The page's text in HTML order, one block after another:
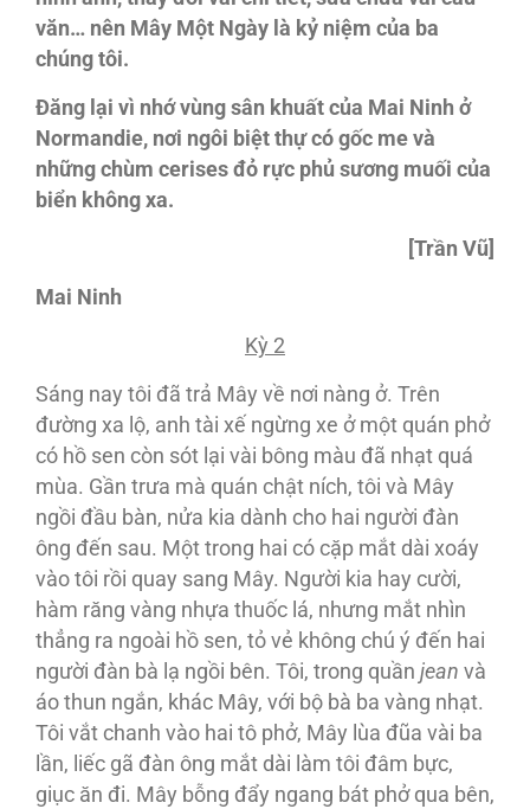
văn… nên Mây Một Ngày là kỷ niệm của ba
chúng tôi.
Đăng lại vì nhớ vùng sân khuất của Mai Ninh ở
Normandie, nơi ngôi biệt thự có gốc me và
những chùm cerises đỏ rực phủ sương muối của
biển không xa.
[Trần Vũ]
Mai Ninh
Kỳ 2
Sáng nay tôi đã trả Mây về nơi nàng ở. Trên
đường xa lộ, anh tài xế ngừng xe ở một quán phở
có hồ sen còn sót lại vài bông màu đã nhạt quá
mùa. Gần trưa mà quán chật ních, tôi và Mây
ngồi đầu bàn, nửa kia dành cho hai người đàn
ông đến sau. Một trong hai có cặp mắt dài xoáy
vào tôi rồi quay sang Mây. Người kia hay cười,
hàm răng vàng nhựa thuốc lá, nhưng mắt nhìn
thẳng ra ngoài hồ sen, tỏ vẻ không chú ý đến hai
người đàn bà lạ ngồi bên. Tôi, trong quần jean và
áo thun ngắn, khác Mây, với bộ bà ba vàng nhạt.
Tôi vắt chanh vào hai tô phở, Mây lùa đũa vài ba
lần, liếc gã đàn ông mắt dài làm tôi đâm bực,
giục ăn đi. Mây bỗng đẩy ngang bát phở qua bên,